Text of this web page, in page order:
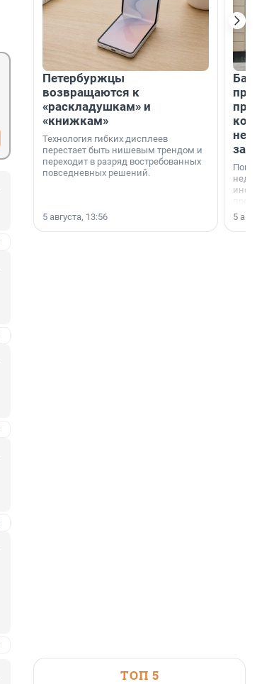
Петербуржцы
возвращаются к
«раскладушкам» и
«книжкам»
Технология гибких дисплеев
перестает быть нишевым трендом и
переходит в разряд востребованных
повседневных решений.
5 августа, 13:56
Банк
Покупка
офис,
успех
5
ТОП 5